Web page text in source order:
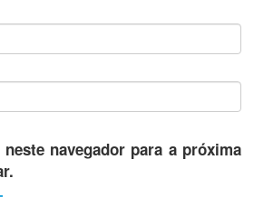
navegador para a próxima